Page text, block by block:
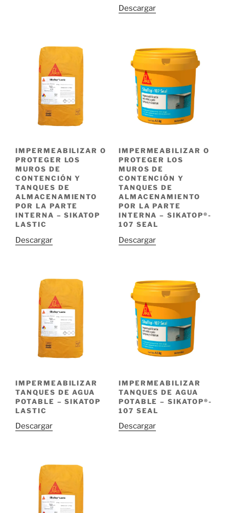
Descargar
IMPERMEABILIZAR O
PROTEGER LOS
MUROS DE
CONTENCIÓN Y
TANQUES DE
ALMACENAMIENTO
POR LA PARTE
INTERNA – SIKATOP
LASTIC
Descargar
IMPERMEABILIZAR O
PROTEGER LOS
MUROS DE
CONTENCIÓN Y
TANQUES DE
ALMACENAMIENTO
POR LA PARTE
INTERNA – SIKATOP®-
107 SEAL
Descargar
IMPERMEABILIZAR
TANQUES DE AGUA
POTABLE – SIKATOP
LASTIC
Descargar
IMPERMEABILIZAR
TANQUES DE AGUA
POTABLE – SIKATOP®-
107 SEAL
Descargar